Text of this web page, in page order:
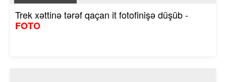
Trek xəttinə tərəf qaçan it fotofinişə düşüb -
FOTO